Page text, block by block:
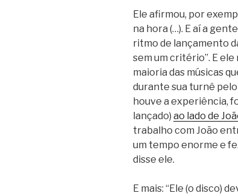
Ele afirmou, por
na hora (…). E aí a
ritmo de lançamento
sem um critério”. E
maioria das músicas
durante sua turnê
houve a experiência,
lançado) ao lado de
trabalho com João
um tempo enorme e
disse ele.
E mais: “Ele (o disco)